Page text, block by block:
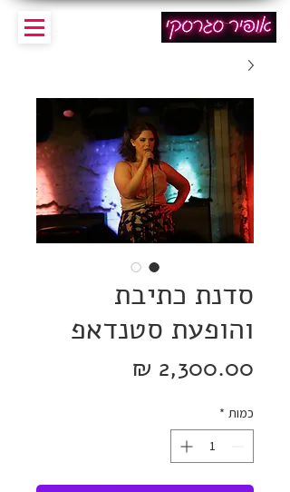
סדנת כתיבת
והופעת סטנדאפ
כמות *